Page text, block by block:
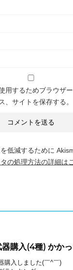
用するためブラウザ
、サイトを保存する。
低減するために
の処理方法の詳細は
購入(4種) かかっ
購入しました(￣^￣)ゞ